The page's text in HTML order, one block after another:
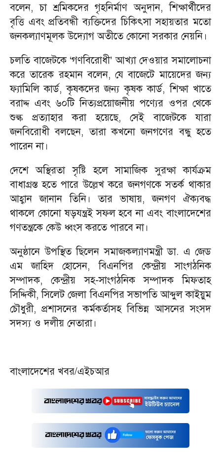
বলেন, চা শ্রমিকদের গৃহনির্মাণ অনুদান, শিক্ষার্থীদের
বৃত্তি এবং প্রতিবন্ধী ব্যক্তিদের চিকিৎসা সহায়তার মতো
জনকল্যাণমূলক উদ্যোগ অতীতে কোনো সরকার নেয়নি।
চলতি বাজেটকে ‘গণবিরোধী’ আখ্যা দেওয়ার সমালোচনা
করে তারেক রহমান বলেন, যে বাজেটে মায়েদের জন্য
ফ্যামিলি কার্ড, কৃষকদের জন্য কৃষক কার্ড, শিক্ষা খাতে
বরাদ্দ এবং ৬০টি নিত্যপ্রয়োজনীয় পণ্যের ওপর থেকে
শুল্ক প্রত্যাহার করা হয়েছে, সেই বাজেটকে যারা
জনবিরোধী বলছেন, তারা কখনো জনগণের বন্ধু হতে
পারেন না।
দেশে অস্থিরতা সৃষ্টি হলে সামাজিক সুরক্ষা কার্যক্রম
বাধাগ্রস্ত হতে পারে উল্লেখ করে জনগণকে সতর্ক থাকার
আহ্বান জানান তিনি। তার ভাষায়, জনগণ ঐক্যবদ্ধ
থাকলে কোনো ষড়যন্ত্রই সফল হবে না এবং বাংলাদেশের
গণতন্ত্রকে কেউ ধ্বংস করতে পারবে না।
অনুষ্ঠানে উপস্থিত ছিলেন সমাজকল্যাণমন্ত্রী ডা. এ জেড
এম জাহিদ হোসেন, বিএনপির কেন্দ্রীয় সাংগঠনিক
সম্পাদক, কেন্দ্রীয় সহ-সাংগঠনিক সম্পাদক মিফতাহ
সিদ্দিকী, সিলেট জেলা বিএনপির সভাপতি আব্দুল কাইয়ুম
চৌধুরী, প্রশাসনের কর্মকর্তাসহ বিভিন্ন আসনের সংসদ
সদস্য ও দলীয় নেতারা।
বাংলাদেশের খবর/এইচআর